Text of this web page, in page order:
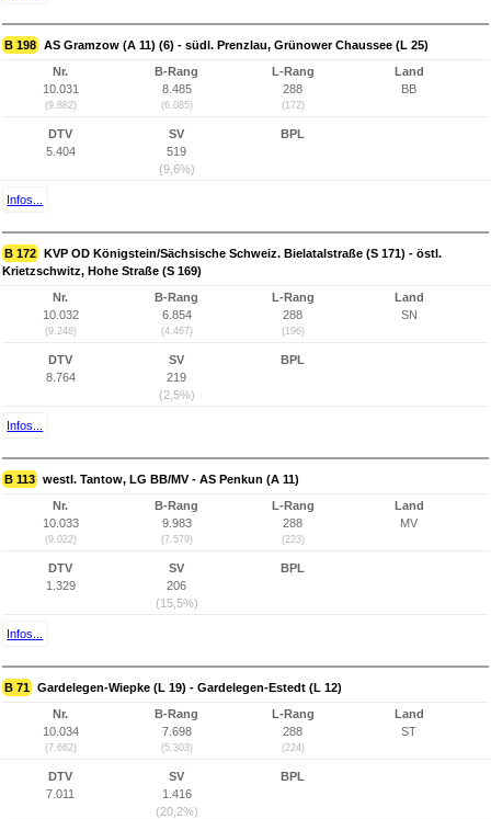
B 198 AS Gramzow (A 11) (6) - südl. Prenzlau, Grünower Chaussee (L 25)
Nr.
10.031
(9.882)
B-Rang
8.485
(6.085)
L-Rang
288
(172)
Land
BB
DTV
5.404
SV
519
(9,6%)
BPL
Infos...
B 172 KVP OD Königstein/Sächsische Schweiz. Bielatalstraße (S 171) - östl.
Krietzschwitz, Hohe Straße (S 169)
Nr.
10.032
(9.248)
B-Rang
6.854
(4.467)
L-Rang
288
(196)
Land
SN
DTV
8.764
SV
219
(2,5%)
BPL
Infos...
B 113 westl. Tantow, LG BB/MV - AS Penkun (A 11)
Nr.
10.033
(9.022)
B-Rang
9.983
(7.579)
L-Rang
288
(223)
Land
MV
DTV
1.329
SV
206
(15,5%)
BPL
Infos...
B 71 Gardelegen-Wiepke (L 19) - Gardelegen-Estedt (L 12)
Nr.
10.034
(7.662)
B-Rang
7.698
(5.303)
L-Rang
288
(224)
Land
ST
DTV
7.011
SV
1.416
(20,2%)
BPL